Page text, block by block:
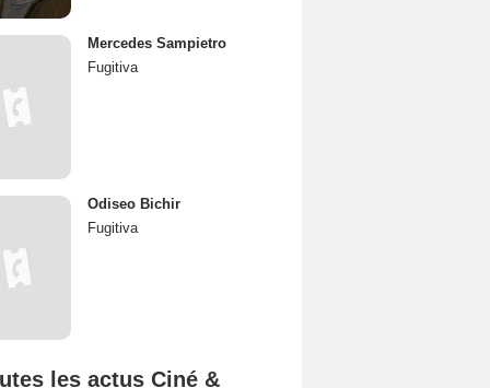
Mercedes Sampietro
Fugitiva
Odiseo Bichir
Fugitiva
les actus Ciné &